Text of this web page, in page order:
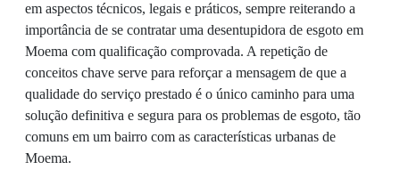
em aspectos técnicos, legais e práticos, sempre reiterando a
importância de se contratar uma desentupidora de esgoto em
Moema com qualificação comprovada. A repetição de
conceitos chave serve para reforçar a mensagem de que a
qualidade do serviço prestado é o único caminho para uma
solução definitiva e segura para os problemas de esgoto, tão
comuns em um bairro com as características urbanas de
Moema.